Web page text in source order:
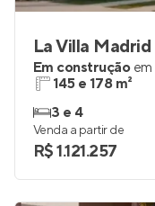
La Villa Madrid
Em construção em
145 e 178 m²
3 e 4
Venda a partir de
R$ 1.121.257